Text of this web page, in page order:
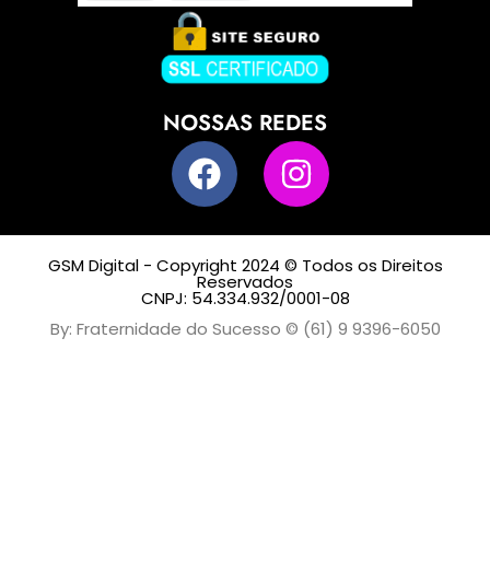
NOSSAS REDES
GSM Digital - Copyright 2024 © Todos os Direitos
Reservados
CNPJ: 54.334.932/0001-08
By: Fraternidade do Sucesso © (61) 9 9396-6050